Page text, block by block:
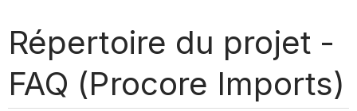
Répertoire du projet -
FAQ (Procore Imports)